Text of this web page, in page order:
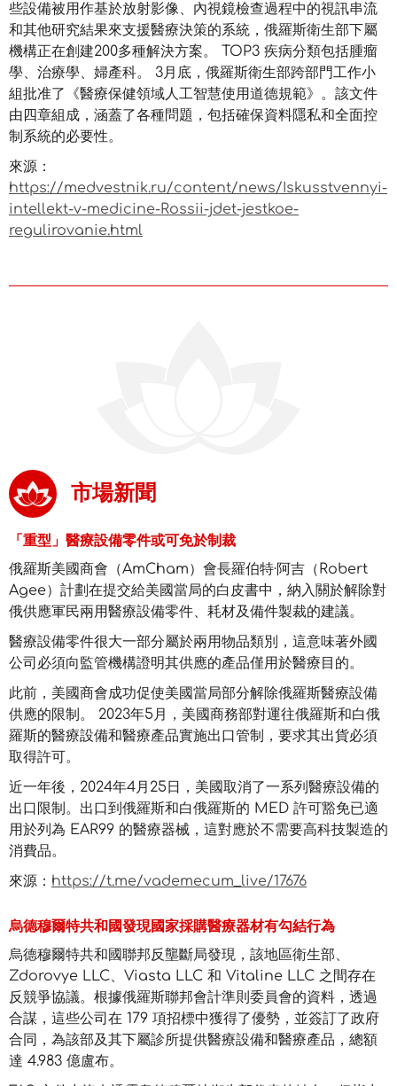
些設備被用作基於放射影像、內視鏡檢查過程中的視訊串流
和其他研究結果來支援醫療決策的系統，俄羅斯衛生部下屬
機構正在創建200多種解決方案。 TOP3 疾病分類包括腫瘤
學、治療學、婦產科。 3月底，俄羅斯衛生部跨部門工作小
組批准了《醫療保健領域人工智慧使用道德規範》。該文件
由四章組成，涵蓋了各種問題，包括確保資料隱私和全面控
制系統的必要性。
來源：
https://medvestnik.ru/content/news/Iskusstvennyi-
intellekt-v-medicine-Rossii-jdet-jestkoe-
regulirovanie.html
市場新聞
「重型」醫療設備零件或可免於制裁
俄羅斯美國商會（AmCham）會長羅伯特·阿吉（Robert
Agee）計劃在提交給美國當局的白皮書中，納入關於解除對
俄供應軍民兩用醫療設備零件、耗材及備件製裁的建議。
醫療設備零件很大一部分屬於兩用物品類別，這意味著外國
公司必須向監管機構證明其供應的產品僅用於醫療目的。
此前，美國商會成功促使美國當局部分解除俄羅斯醫療設備
供應的限制。 2023年5月，美國商務部對運往俄羅斯和白俄
羅斯的醫療設備和醫療產品實施出口管制，要求其出貨必須
取得許可。
近一年後，2024年4月25日，美國取消了一系列醫療設備的
出口限制。出口到俄羅斯和白俄羅斯的 MED 許可豁免已適
用於列為 EAR99 的醫療器械，這對應於不需要高科技製造的
消費品。
來源： https://t.me/vademecum_live/17676
烏德穆爾特共和國發現國家採購醫療器材有勾結行為
烏德穆爾特共和國聯邦反壟斷局發現，該地區衛生部、
Zdorovye LLC、Viasta LLC 和 Vitaline LLC 之間存在
反競爭協議。根據俄羅斯聯邦會計準則委員會的資料，透過
合謀，這些公司在 179 項招標中獲得了優勢，並簽訂了政府
合同，為該部及其下屬診所提供醫療設備和醫療產品，總額
達 4.983 億盧布。